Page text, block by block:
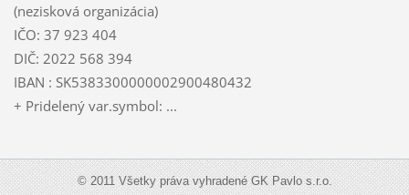
(nezisková organizácia)
IČO: 37 923 404
DIČ: 2022 568 394
IBAN : SK5383300000002900480432
+ Pridelený var.symbol: ...
© 2011 Všetky práva vyhradené GK Pavlo s.r.o.